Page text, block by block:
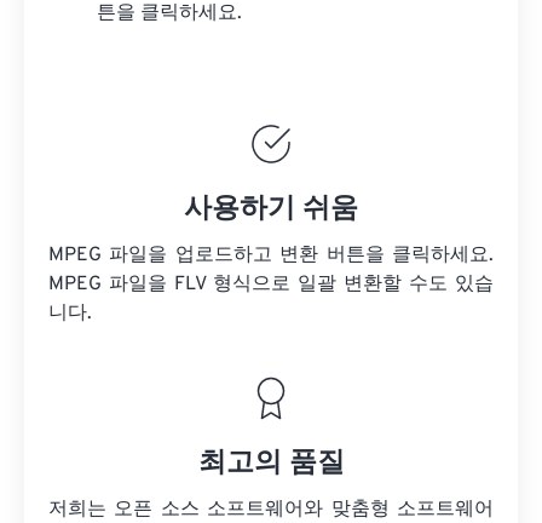
튼을 클릭하세요.
사용하기 쉬움
MPEG 파일을 업로드하고 변환 버튼을 클릭하세요.
MPEG 파일을 FLV 형식으로 일괄 변환할 수도 있습
니다.
최고의 품질
저희는 오픈 소스 소프트웨어와 맞춤형 소프트웨어